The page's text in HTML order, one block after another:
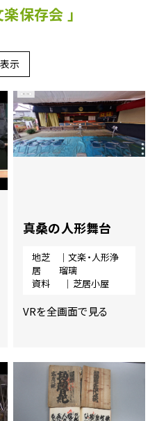
楽保存会 」
示
真桑の人形舞台
地芝
居
｜文楽・人形浄
瑠璃
資料
｜芝居小屋
VRを全画面で見る